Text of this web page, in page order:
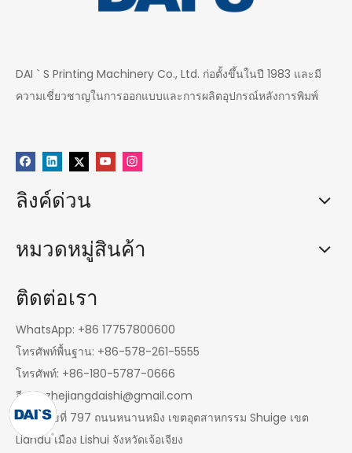
DAI ` S Printing Machinery Co., Ltd. ก่อตั้งขึ้นในปี 1983 และมี
ความเชี่ยวชาญในการออกแบบและการผลิตอุปกรณ์หลังการพิมพ์
ลิงค์ด่วน
หมวดหมู่สินค้า
ติดต่อเรา
WhatsApp: +86 17757800600
โทรศัพท์พื้นฐาน: +86-578-261-5555
โทรศัพท์: +86-180-5787-0666
อีเมล:zhejiangdaishi@gmail.com
ที่อยู่: เลขที่ 797 ถนนหนานหมิง เขตอุตสาหกรรม Shuige เขต
Liandu เมือง Lishui จังหวัดเจ้อเจียง